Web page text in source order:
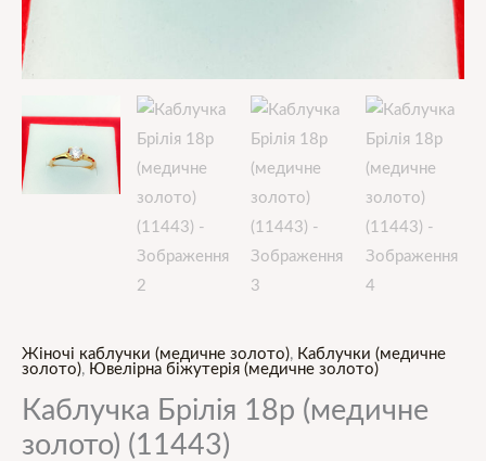
Жіночі каблучки (медичне золото), Каблучки (медичне
золото), Ювелірна біжутерія (медичне золото)
Каблучка Брілія 18р (медичне
золото) (11443)